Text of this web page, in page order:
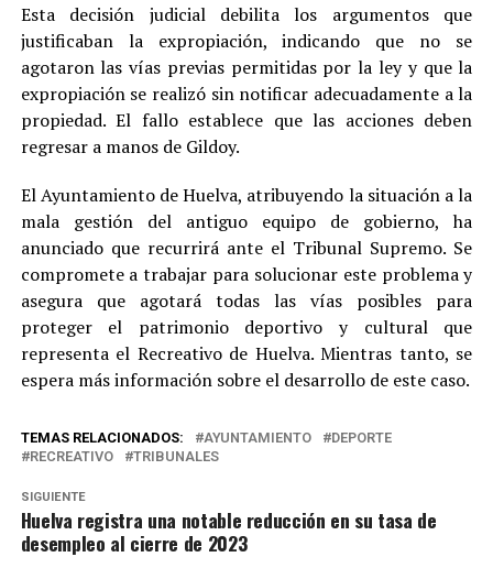
Esta decisión judicial debilita los argumentos que
justificaban la expropiación, indicando que no se
agotaron las vías previas permitidas por la ley y que la
expropiación se realizó sin notificar adecuadamente a la
propiedad. El fallo establece que las acciones deben
regresar a manos de Gildoy.
El Ayuntamiento de Huelva, atribuyendo la situación a la
mala gestión del antiguo equipo de gobierno, ha
anunciado que recurrirá ante el Tribunal Supremo. Se
compromete a trabajar para solucionar este problema y
asegura que agotará todas las vías posibles para
proteger el patrimonio deportivo y cultural que
representa el Recreativo de Huelva. Mientras tanto, se
espera más información sobre el desarrollo de este caso.
TEMAS RELACIONADOS: AYUNTAMIENTO
DEPORTE
RECREATIVO
TRIBUNALES
SIGUIENTE
Huelva registra una notable reducción en su tasa de
desempleo al cierre de 2023